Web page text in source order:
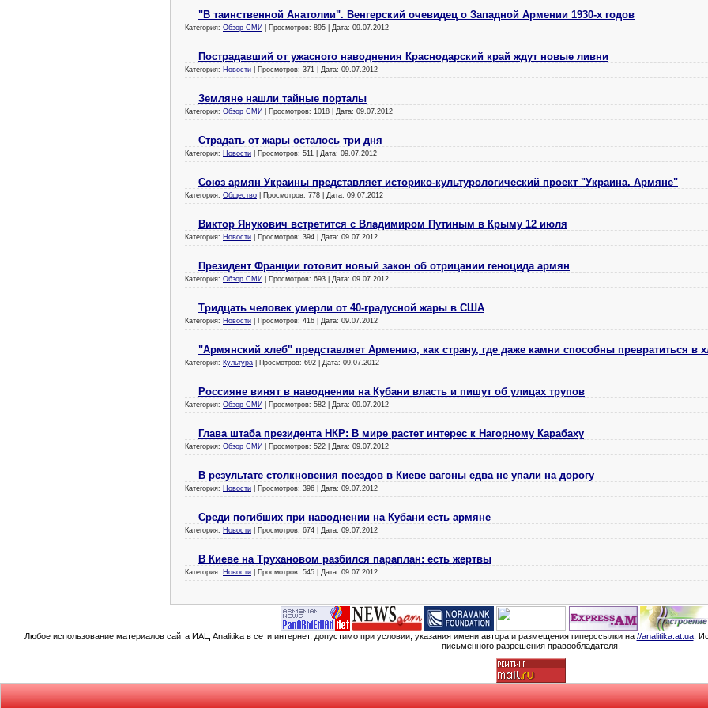
"В таинственной Анатолии". Венгерский очевидец о Западной Армении 1930-х годов
Категория: Обзор СМИ | Просмотров: 895 | Дата: 09.07.2012
Пострадавший от ужасного наводнения Краснодарский край ждут новые ливни
Категория: Новости | Просмотров: 371 | Дата: 09.07.2012
Земляне нашли тайные порталы
Категория: Обзор СМИ | Просмотров: 1018 | Дата: 09.07.2012
Страдать от жары осталось три дня
Категория: Новости | Просмотров: 511 | Дата: 09.07.2012
Союз армян Украины представляет историко-культурологический проект "Украина. Армяне"
Категория: Общество | Просмотров: 778 | Дата: 09.07.2012
Виктор Янукович встретится с Владимиром Путиным в Крыму 12 июля
Категория: Новости | Просмотров: 394 | Дата: 09.07.2012
Президент Франции готовит новый закон об отрицании геноцида армян
Категория: Обзор СМИ | Просмотров: 693 | Дата: 09.07.2012
Тридцать человек умерли от 40-градусной жары в США
Категория: Новости | Просмотров: 416 | Дата: 09.07.2012
"Армянский хлеб" представляет Армению, как страну, где даже камни способны превратиться в
Категория: Культура | Просмотров: 692 | Дата: 09.07.2012
Россияне винят в наводнении на Кубани власть и пишут об улицах трупов
Категория: Обзор СМИ | Просмотров: 582 | Дата: 09.07.2012
Глава штаба президента НКР: В мире растет интерес к Нагорному Карабаху
Категория: Обзор СМИ | Просмотров: 522 | Дата: 09.07.2012
В результате столкновения поездов в Киеве вагоны едва не упали на дорогу
Категория: Новости | Просмотров: 396 | Дата: 09.07.2012
Среди погибших при наводнении на Кубани есть армяне
Категория: Новости | Просмотров: 674 | Дата: 09.07.2012
В Киеве на Трухановом разбился параплан: есть жертвы
Категория: Новости | Просмотров: 545 | Дата: 09.07.2012
Любое использование материалов сайта ИАЦ Analitika в сети интернет, допустимо при условии, указания имени автора и размещения гиперссылки на //analitika.at.ua.
письменного разрешения правообладателя.